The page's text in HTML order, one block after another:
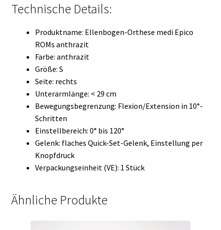
Technische Details:
Produktname: Ellenbogen-Orthese medi Epico
ROMs anthrazit
Farbe: anthrazit
Größe: S
Seite: rechts
Unterarmlänge: < 29 cm
Bewegungsbegrenzung: Flexion/Extension in 10°-
Schritten
Einstellbereich: 0° bis 120°
Gelenk: flaches Quick-Set-Gelenk, Einstellung per
Knopfdruck
Verpackungseinheit (VE): 1 Stück
Ähnliche Produkte